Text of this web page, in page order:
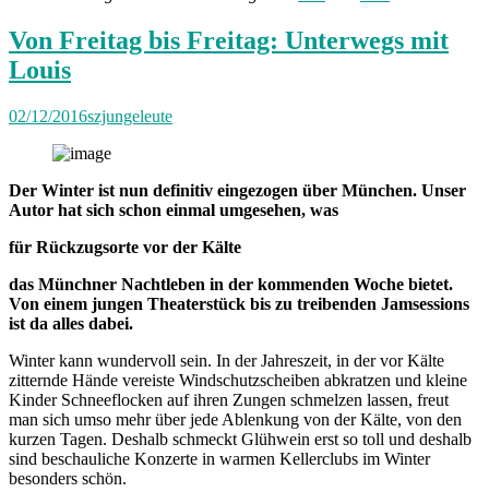
Von Freitag bis Freitag: Unterwegs mit
Louis
02/12/2016szjungeleute
Der Winter ist nun definitiv eingezogen über München. Unser
Autor hat sich schon einmal umgesehen, was
für Rückzugsorte vor der Kälte
das Münchner Nachtleben in der kommenden Woche bietet.
Von einem jungen Theaterstück bis zu treibenden Jamsessions
ist da alles dabei.
Winter kann wundervoll sein. In der Jahreszeit, in der vor Kälte
zitternde Hände vereiste Windschutzscheiben abkratzen und kleine
Kinder Schneeflocken auf ihren Zungen schmelzen lassen, freut
man sich umso mehr über jede Ablenkung von der Kälte, von den
kurzen Tagen. Deshalb schmeckt Glühwein erst so toll und deshalb
sind beschauliche Konzerte in warmen Kellerclubs im Winter
besonders schön.